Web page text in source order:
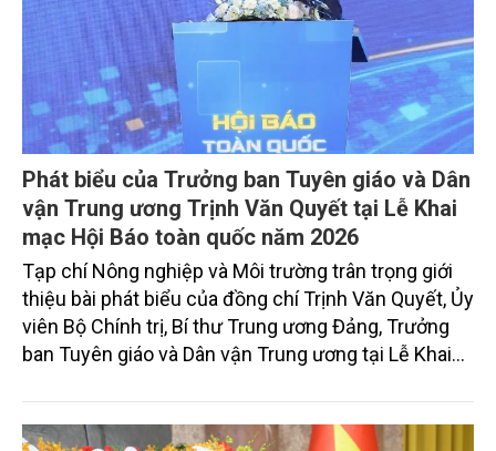
Phát biểu của Trưởng ban Tuyên giáo và Dân
vận Trung ương Trịnh Văn Quyết tại Lễ Khai
mạc Hội Báo toàn quốc năm 2026
Tạp chí Nông nghiệp và Môi trường trân trọng giới
thiệu bài phát biểu của đồng chí Trịnh Văn Quyết, Ủy
viên Bộ Chính trị, Bí thư Trung ương Đảng, Trưởng
ban Tuyên giáo và Dân vận Trung ương tại Lễ Khai
19/6 tại TP Hải Phòng.